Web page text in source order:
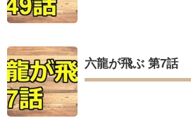
六龍が飛ぶ 第7話